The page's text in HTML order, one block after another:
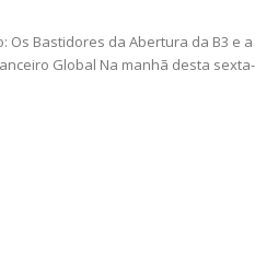
Os Bastidores da Abertura da B3 e a
Global Na manhã desta sexta-